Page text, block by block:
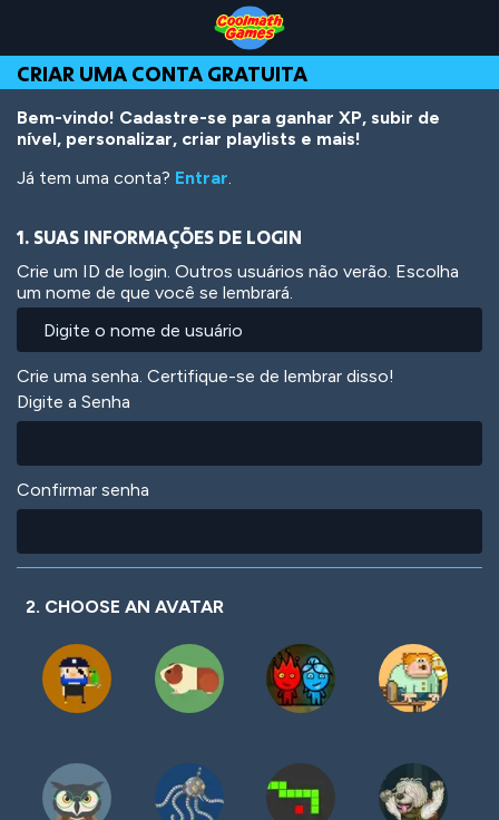
Top
of
Page
Navigation
Main
Content
Footer
o
conteúdo
principal
CRIAR UMA CONTA GRATUITA
Bem-vindo! Cadastre-se para ganhar XP, subir de
nível, personalizar, criar playlists e mais!
Já tem uma conta? Entrar.
1. SUAS INFORMAÇÕES DE LOGIN
Crie um ID de login. Outros usuários não verão. Escolha
um nome de que você se lembrará.
Crie uma senha. Certifique-se de lembrar disso!
Digite a Senha
Confirmar senha
2. CHOOSE AN AVATAR